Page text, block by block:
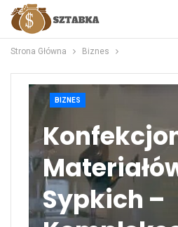
Strona Główna Biznes
BIZNES
Sypkich –